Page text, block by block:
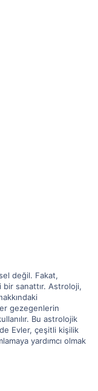
değil. Fakat,
sanattır. Astroloji,
gezegenlerin
Bu astrolojik
Evler, çeşitli kişilik
yardımcı olmak